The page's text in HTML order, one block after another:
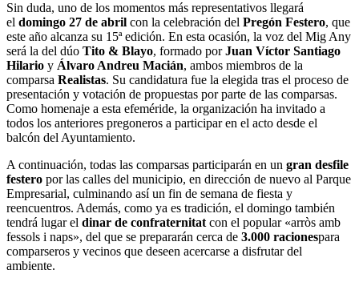
Sin duda, uno de los momentos más representativos llegará
el domingo 27 de abril con la celebración del Pregón Festero, que
este año alcanza su 15ª edición. En esta ocasión, la voz del Mig Any
será la del dúo Tito & Blayo, formado porJuan Víctor Santiago
Hilario y Álvaro Andreu Macián, ambos miembros de la
comparsa Realistas. Su candidatura fue la elegida tras el proceso de
presentación y votación de propuestas por parte de las comparsas.
Como homenaje a esta efeméride, la organización ha invitado a
todos los anteriores pregoneros a participar en el acto desde el
balcón del Ayuntamiento.
A continuación, todas las comparsas participarán en un gran desfile
festero por las calles del municipio, en dirección de nuevo al Parque
Empresarial, culminando así un fin de semana de fiesta y
reencuentros. Además, como ya es tradición, el domingo también
tendrá lugar el dinar de confraternitat con el popular «arròs amb
fessols i naps», del que se prepararán cerca de 3.000 racionespara
comparseros y vecinos que deseen acercarse a disfrutar del
ambiente.